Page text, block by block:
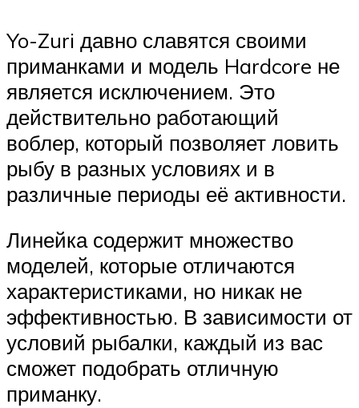
Yo-Zuri давно славятся своими
приманками и модель Hardcore не
является исключением. Это
действительно работающий
воблер, который позволяет ловить
рыбу в разных условиях и в
различные периоды её активности.
Линейка содержит множество
моделей, которые отличаются
характеристиками, но никак не
эффективностью. В зависимости от
условий рыбалки, каждый из вас
сможет подобрать отличную
приманку.